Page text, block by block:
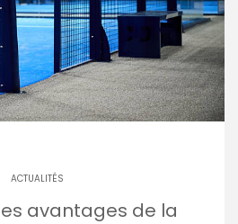
ACTUALITÉS
avantages de la